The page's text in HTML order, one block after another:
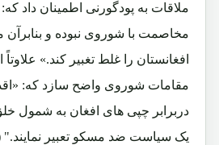
ملاقات به پودگورنی اطمینان داد
مخاصمت با شوروی نبوده و بنابرآن
افغانستان را غلط تغبیر کند.»
مقامات شوروی واضح سازد که:
دربرابر چپی های افغان به شمول
یک سیاست ضد مسکو تعبیر